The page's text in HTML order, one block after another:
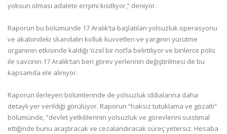
yoksun olması adalete erişimi kısıtlıyor,” deniyor.
Raporun bu bölümünde 17 Aralık’ta başlatılan yolsuzluk operasyonu
ve akabindeki skandalın kolluk kuvvetleri ve yargının yürütme
organının etkisinde kaldığı ‘özel bir not’la belirtiliyor ve binlerce polis
ile savcının 17 Aralık’tan beri görev yerlerinin değiştirilmesi de bu
kapsamda ele alınıyor.
Raporun ilerleyen bölümlerinde de yolsuzluk iddialarına daha
detaylı yer verildiği görülüyor. Raporun “haksız tutuklama ve gözaltı”
bölümünde, “devlet yetkililerinin yolsuzluk ve görevlerini suistimal
ettiğinde bunu araştıracak ve cezalandıracak süreç yetersiz. Hesaba